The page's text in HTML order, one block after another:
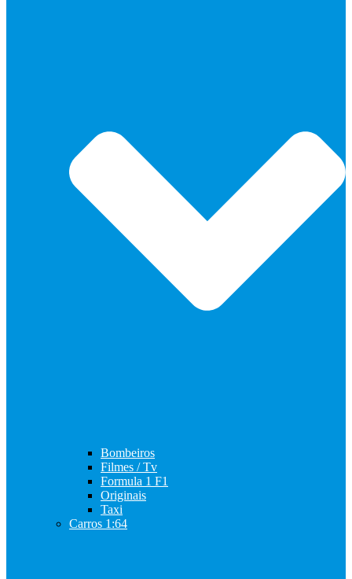
Bombeiros
Filmes / Tv
Formula 1 F1
Originais
Taxi
Carros 1:64